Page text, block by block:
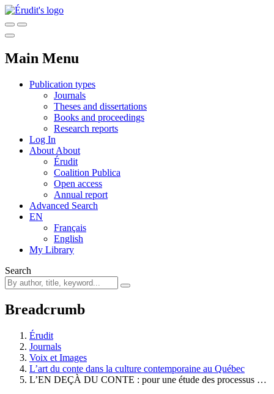
Main Menu
Publication types
Journals
Theses and dissertations
Books and proceedings
Research reports
Log In
About About
Érudit
Coalition Publica
Open access
Annual report
Advanced Search
EN
Français
English
My Library
Search
Breadcrumb
Érudit
Journals
Voix et Images
L’art du conte dans la culture contemporaine au Québec
L’EN DEÇÀ DU CONTE : pour une étude des processus …